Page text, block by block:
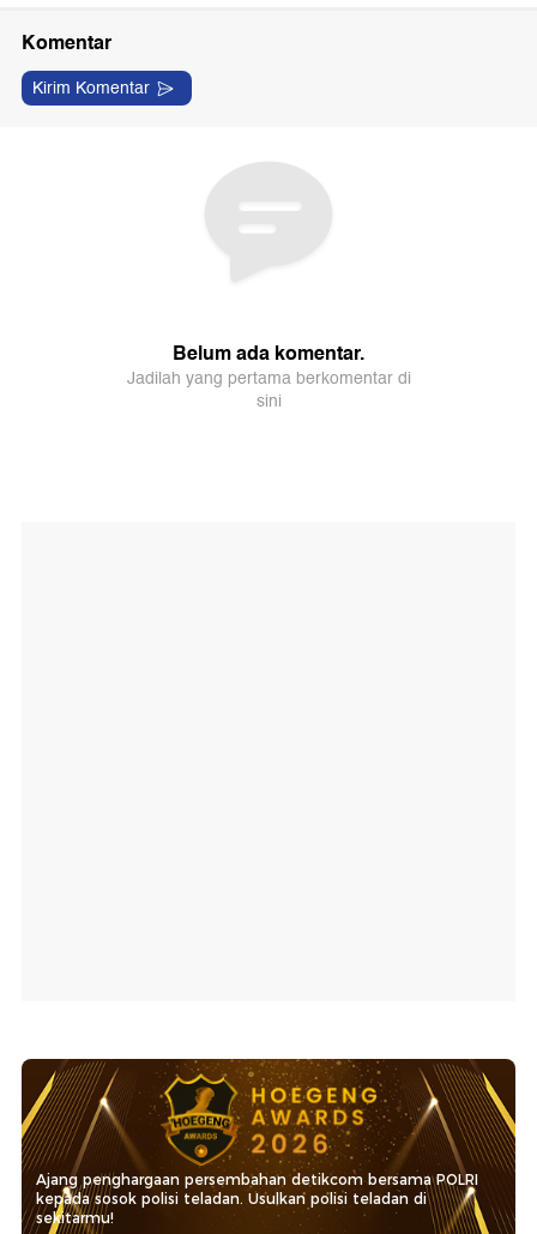
Ajang penghargaan persembahan detikcom bersama POLRI
kepada sosok polisi teladan. Usulkan polisi teladan di
sekitarmu!